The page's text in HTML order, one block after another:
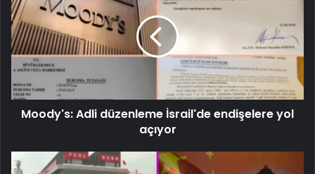
Moody's: Adli düzenleme İsrail'de endişelere yol
açıyor